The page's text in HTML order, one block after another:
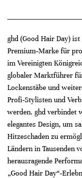
ghd (Good Hair Day)
Premium‑Marke für
im Vereinigten
globaler Marktführer
Lockenstäbe und
Profi‑Stylisten und
werden. ghd verbindet
elegantes Design, um
Hitzeschaden zu
Ländern in Tausenden
herausragende
„Good Hair